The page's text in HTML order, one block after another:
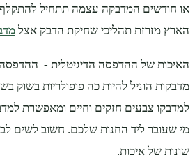
או חודשים המדבקה עצמה תתחיל להתקלף
הארץ מזרזת תהליכי שחיקת הדבק אצל
האיכות של ההדפסה הדיגיטלית -
מדבקות הוניל להיות כה פופולריות בשוק
למדבקו צבעים חזקים וחיים ומאפשרת
מי שעובר ליד החנות שלכם. חשוב לשים
שונות של איכות.